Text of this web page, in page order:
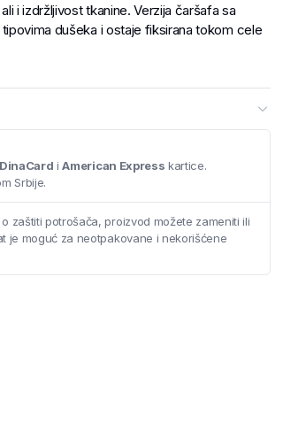
i izdržljivost tkanine. Verzija čaršafa sa
dušeka i ostaje fiksirana tokom cele
DinaCard iAmerican Express kartice.
Srbije.
zaštiti potrošača, proizvod možete zameniti ili
je moguć za neotpakovane i nekorišćene